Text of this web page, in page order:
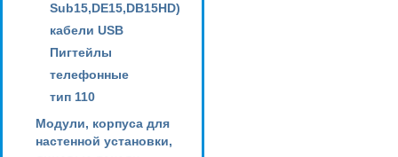
Sub15,DE15,DB15HD)
кабели USB
Пигтейлы
телефонные
тип 110
Модули, корпуса для
настенной установки,